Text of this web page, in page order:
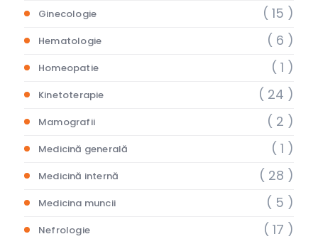
Ginecologie ( 15 )
Hematologie ( 6 )
Homeopatie ( 1 )
Kinetoterapie ( 24 )
Mamografii ( 2 )
Medicină generală ( 1 )
Medicină internă ( 28 )
Medicina muncii ( 5 )
Nefrologie ( 17 )